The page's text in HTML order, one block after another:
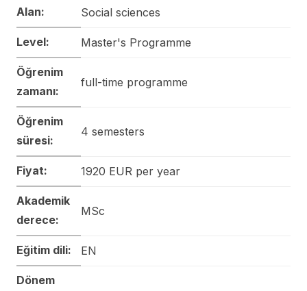
Alan: Social sciences
Level: Master's Programme
Öğrenim
zamanı:
full-time programme
Öğrenim
süresi:
4 semesters
Fiyat: 1920 EUR per year
Akademik
derece:
MSc
Eğitim dili: EN
Dönem